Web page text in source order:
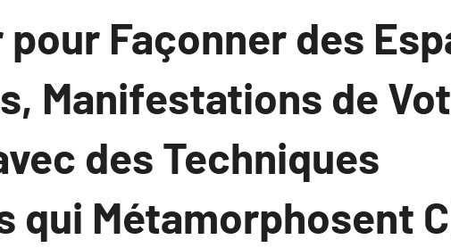
pour Façonner des
Manifestations de
des Techniques
qui Métamorphosent